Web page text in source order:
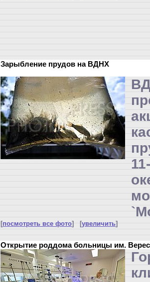
Зарыбление прудов на ВДНХ
[посмотреть все фото] [увеличить]
Открытие роддома больницы им.